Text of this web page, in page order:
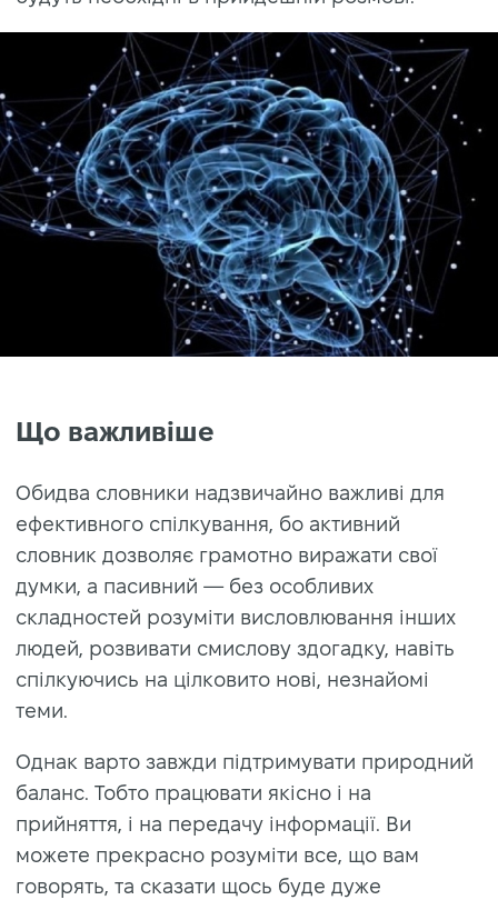
Що важливіше
Обидва словники надзвичайно важливі для
ефективного спілкування, бо активний
словник дозволяє грамотно виражати свої
думки, а пасивний — без особливих
складностей розуміти висловлювання інших
людей, розвивати смислову здогадку, навіть
спілкуючись на цілковито нові, незнайомі
теми.
Однак варто завжди підтримувати природний
баланс. Тобто працювати якісно і на
прийняття, і на передачу інформації. Ви
можете прекрасно розуміти все, що вам
говорять, та сказати щось буде дуже